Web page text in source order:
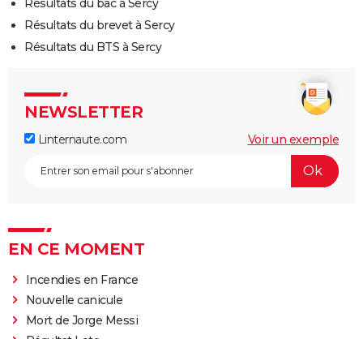
Résultats du bac à Sercy
Résultats du brevet à Sercy
Résultats du BTS à Sercy
NEWSLETTER
Linternaute.com Voir un exemple
EN CE MOMENT
Incendies en France
Nouvelle canicule
Mort de Jorge Messi